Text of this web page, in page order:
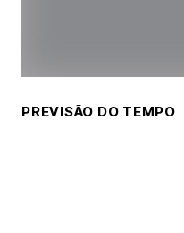
PREVISÃO DO TEMPO